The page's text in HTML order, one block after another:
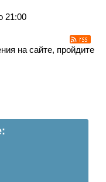
21:00
на сайте, пройдите